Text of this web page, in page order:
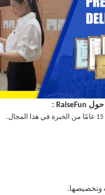
حول RaiseFun
: